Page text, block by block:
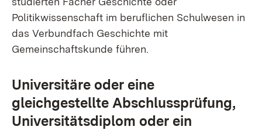
Politikwissenschaft im beruflichen Schulwesen in
das Verbundfach Geschichte mit
Gemeinschaftskunde führen.
Universitäre oder eine
gleichgestellte Abschlussprüfung,
Universitätsdiplom oder ein